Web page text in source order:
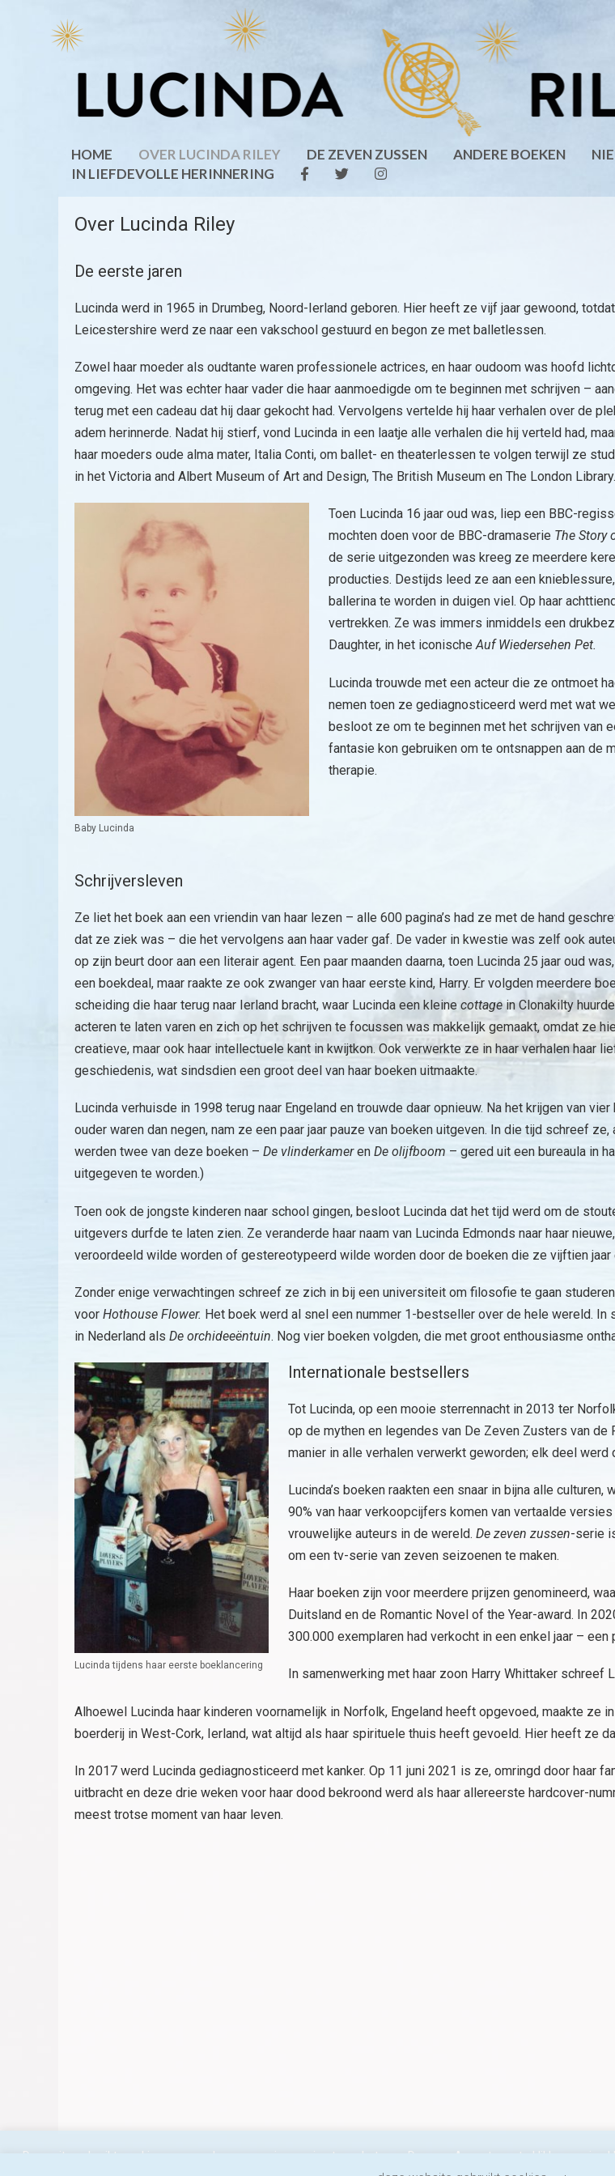
Deze site gebruikt cookies voor analyse en om je ervaring te verbeteren. Door op Accepteren te klikken, ga je
HOME OVER LUCINDA RILEY DE ZEVEN ZUSSEN ANDERE BOEKEN
IN LIEFDEVOLLE HERINNERING
Over Lucinda Riley
De eerste jaren
Lucinda werd in 1965 in Drumbeg, Noord-Ierland geboren. Hier heeft ze vijf jaar gewoond,
Leicestershire werd ze naar een vakschool gestuurd en begon ze met balletlessen.
Zowel haar moeder als oudtante waren professionele actrices, en haar oudoom was hoofd
omgeving. Het was echter haar vader die haar aanmoedigde om te beginnen met schrijven –
terug met een cadeau dat hij daar gekocht had. Vervolgens vertelde hij haar verhalen over de
adem herinnerde. Nadat hij stierf, vond Lucinda in een laatje alle verhalen die hij verteld had,
haar moeders oude alma mater, Italia Conti, om ballet- en theaterlessen te volgen terwijl ze
in het Victoria and Albert Museum of Art and Design, The British Museum en The London
Baby Lucinda
Toen Lucinda 16 jaar oud was, liep een BBC-
mochten doen voor de BBC-dramaserie The Story
de serie uitgezonden was kreeg ze meerdere
producties. Destijds leed ze aan een
ballerina te worden in duigen viel. Op haar
vertrekken. Ze was immers inmiddels een
Daughter, in het iconischeAuf Wiedersehen Pet.
Lucinda trouwde met een acteur die ze ontmoet
nemen toen ze gediagnosticeerd werd met wat
besloot ze om te beginnen met het schrijven van
fantasie kon gebruiken om te ontsnappen aan de
therapie.
Schrijversleven
Ze liet het boek aan een vriendin van haar lezen – alle 600 pagina’s had ze met de hand
dat ze ziek was – die het vervolgens aan haar vader gaf. De vader in kwestie was zelf ook
op zijn beurt door aan een literair agent. Een paar maanden daarna, toen Lucinda 25 jaar oud
een boekdeal, maar raakte ze ook zwanger van haar eerste kind, Harry. Er volgden meerdere
scheiding die haar terug naar Ierland bracht, waar Lucinda een kleine cottagein Clonakilty
acteren te laten varen en zich op het schrijven te focussen was makkelijk gemaakt, omdat ze
creatieve, maar ook haar intellectuele kant in kwijtkon. Ook verwerkte ze in haar verhalen haar
geschiedenis, wat sindsdien een groot deel van haar boeken uitmaakte.
Lucinda verhuisde in 1998 terug naar Engeland en trouwde daar opnieuw. Na het krijgen van
ouder waren dan negen, nam ze een paar jaar pauze van boeken uitgeven. In die tijd schreef
werden twee van deze boeken – De vlinderkameren De olijfboom – gered uit een bureaula in
uitgegeven te worden.)
Toen ook de jongste kinderen naar school gingen, besloot Lucinda dat het tijd werd om de
uitgevers durfde te laten zien. Ze veranderde haar naam van Lucinda Edmonds naar haar
veroordeeld wilde worden of gestereotypeerd wilde worden door de boeken die ze vijftien jaar
Zonder enige verwachtingen schreef ze zich in bij een universiteit om filosofie te gaan
voor Hothouse Flower. Het boek werd al snel een nummer 1-bestseller over de hele wereld.
in Nederland als De orchideeëntuin. Nog vier boeken volgden, die met groot enthousiasme
Lucinda tijdens haar eerste boeklancering
Internationale bestsellers
Tot Lucinda, op een mooie sterrennacht in 2013 ter
op de mythen en legendes van De Zeven Zusters van
manier in alle verhalen verwerkt geworden; elk deel
Lucinda’s boeken raakten een snaar in bijna alle
90% van haar verkoopcijfers komen van vertaalde
vrouwelijke auteurs in de wereld. De zeven zussen-serie
om een tv-serie van zeven seizoenen te maken.
Haar boeken zijn voor meerdere prijzen genomineerd,
Duitsland en de Romantic Novel of the Year-award. In
300.000 exemplaren had verkocht in een enkel jaar –
In samenwerking met haar zoon Harry Whittaker schreef
Alhoewel Lucinda haar kinderen voornamelijk in Norfolk, Engeland heeft opgevoed, maakte ze
boerderij in West-Cork, Ierland, wat altijd als haar spirituele thuis heeft gevoeld. Hier heeft ze
In 2017 werd Lucinda gediagnosticeerd met kanker. Op 11 juni 2021 is ze, omringd door haar
uitbracht en deze drie weken voor haar dood bekroond werd als haar allereerste hardcover-
meest trotse moment van haar leven.
De